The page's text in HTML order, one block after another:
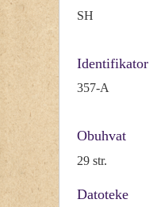
SH
Identifikator
357-A
Obuhvat
29 str.
Datoteke